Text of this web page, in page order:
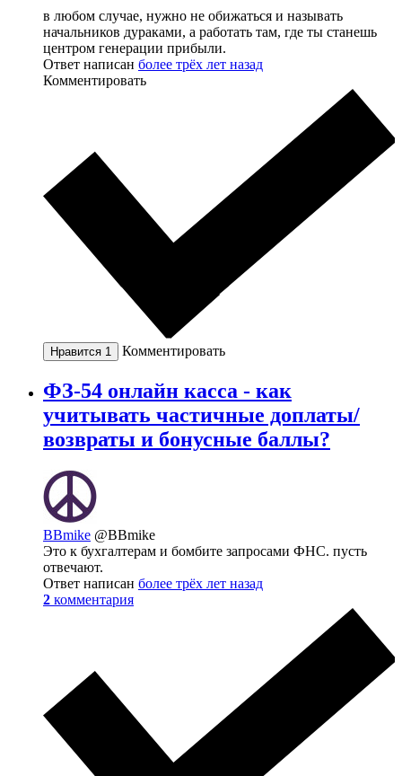
в любом случае, нужно не обижаться и называть
начальников дураками, а работать там, где ты станешь
центром генерации прибыли.
Ответ написан более трёх лет назад
Комментировать
Нравится 1 Комментировать
ФЗ-54 онлайн касса - как
учитывать частичные доплаты/
возвраты и бонусные баллы?
BBmike @BBmike
Это к бухгалтерам и бомбите запросами ФНС. пусть
отвечают.
Ответ написан более трёх лет назад
2 комментария